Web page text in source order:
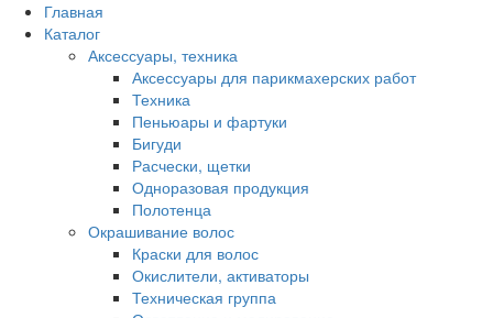
Главная
Каталог
Аксессуары, техника
Аксессуары для парикмахерских работ
Техника
Пеньюары и фартуки
Бигуди
Расчески, щетки
Одноразовая продукция
Полотенца
Окрашивание волос
Краски для волос
Окислители, активаторы
Техническая группа